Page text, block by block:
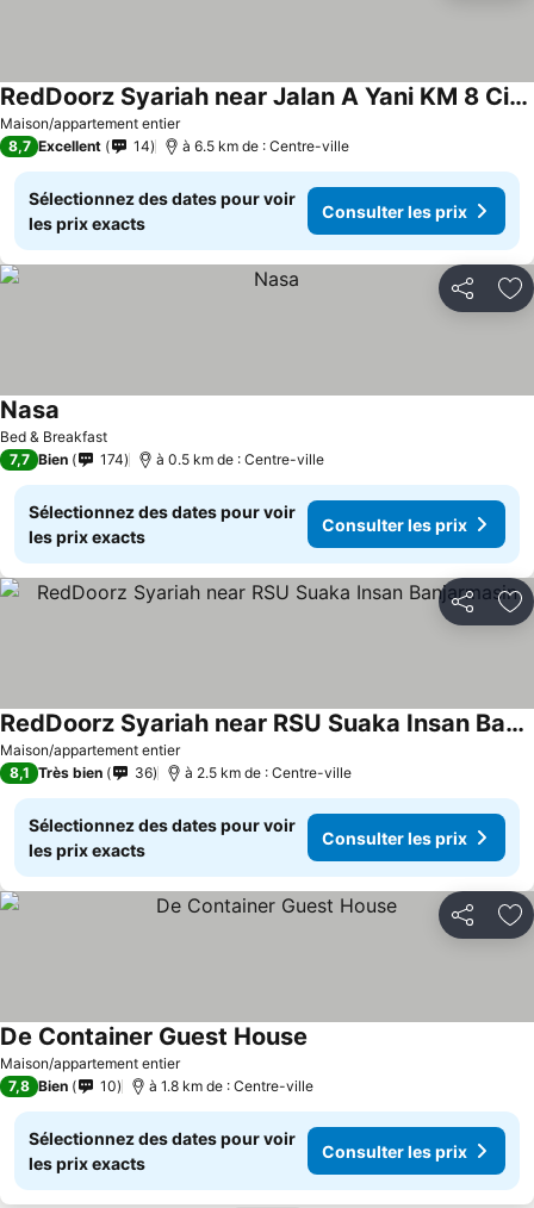
Maison/appartement entier
RedDoorz Syariah near Jalan A Yani KM 8 Citraland
8,7 Excellent 14 à 6.5 km de : Centre-ville
Sélectionnez des dates pour voir
les prix exacts
Consulter les prix
Partager
Bed & Breakfast
Nasa
7,7 Bien 174 à 0.5 km de : Centre-ville
Sélectionnez des dates pour voir
les prix exacts
Consulter les prix
Partager
Maison/appartement entier
RedDoorz Syariah near RSU Suaka Insan Banjarmasin
8,1 Très bien 36 à 2.5 km de : Centre-ville
Sélectionnez des dates pour voir
les prix exacts
Consulter les prix
Partager
Maison/appartement entier
De Container Guest House
7,8 Bien 10 à 1.8 km de : Centre-ville
Sélectionnez des dates pour voir
les prix exacts
Consulter les prix